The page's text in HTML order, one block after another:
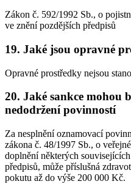
Zákon č. 592/1992 Sb., o
ve znění pozdějších předpisů
19. Jaké jsou opravné
Opravné prostředky nejsou
20. Jaké sankce mohou
nedodržení povinností
Za nesplnění oznamovací
zákona č. 48/1997 Sb., o
doplnění některých
předpisů, může příslušná
pokutu až do výše 200 000 Kč.